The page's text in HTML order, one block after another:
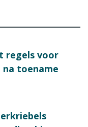
regels voor
na toename